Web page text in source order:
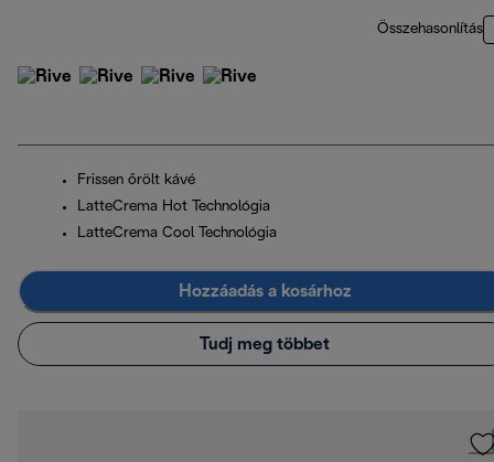
Összehasonlítás
Frissen őrölt kávé
LatteCrema Hot Technológia
LatteCrema Cool Technológia
Hozzáadás a kosárhoz
Tudj meg többet